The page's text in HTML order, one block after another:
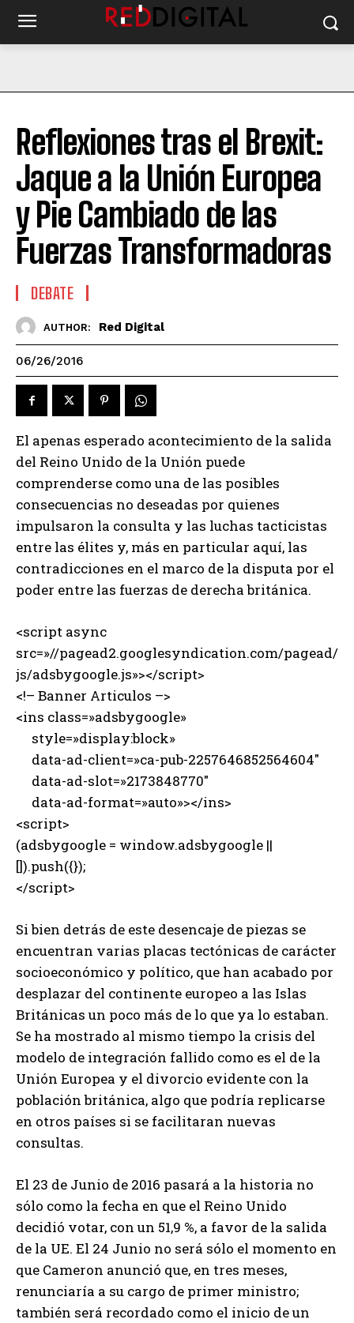
Reflexiones tras el Brexit:
Jaque a la Unión Europea
y Pie Cambiado de las
Fuerzas Transformadoras
DEBATE
AUTHOR: Red Digital
06/26/2016
El apenas esperado acontecimiento de la salida
del Reino Unido de la Unión puede
comprenderse como una de las posibles
consecuencias no deseadas por quienes
impulsaron la consulta y las luchas tacticistas
entre las élites y, más en particular aquí, las
contradicciones en el marco de la disputa por el
poder entre las fuerzas de derecha británica.
<script async
src=»//pagead2.googlesyndication.com/pagead/
js/adsbygoogle.js»></script>
<!– Banner Articulos –>
<ins class=»adsbygoogle»
style=»display:block»
data-ad-client=»ca-pub-2257646852564604″
data-ad-slot=»2173848770″
data-ad-format=»auto»></ins>
<script>
(adsbygoogle = window.adsbygoogle ||
[]).push({});
</script>
Si bien detrás de este desencaje de piezas se
encuentran varias placas tectónicas de carácter
socioeconómico y político, que han acabado por
desplazar del continente europeo a las Islas
Británicas un poco más de lo que ya lo estaban.
Se ha mostrado al mismo tiempo la crisis del
modelo de integración fallido como es el de la
Unión Europea y el divorcio evidente con la
población británica, algo que podría replicarse
en otros países si se facilitaran nuevas
consultas.
El 23 de Junio de 2016 pasará a la historia no
sólo como la fecha en que el Reino Unido
decidió votar, con un 51,9 %, a favor de la salida
de la UE. El 24 Junio no será sólo el momento en
que Cameron anunció que, en tres meses,
renunciaría a su cargo de primer ministro;
también será recordado como el inicio de un